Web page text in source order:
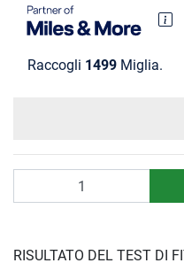
Raccogli 1499 Miglia.
RISULTATO DEL TEST DI